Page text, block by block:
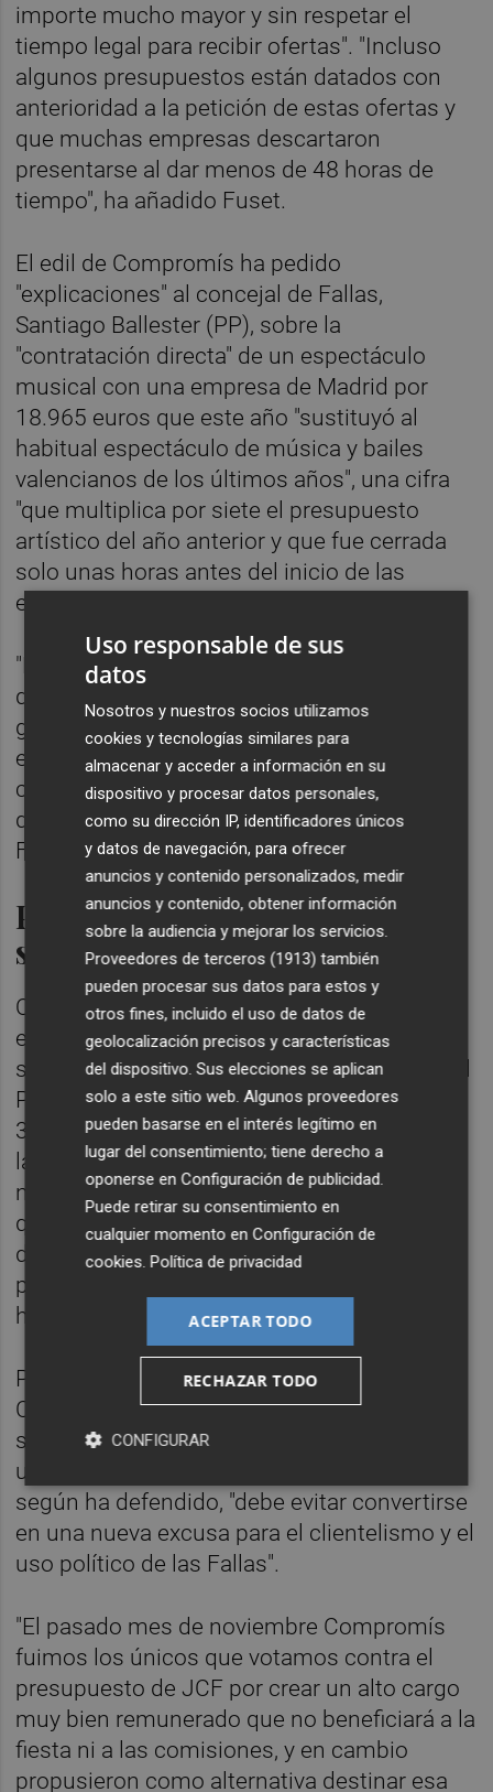
importe mucho mayor y sin respetar el
tiempo legal para recibir ofertas". "Incluso
algunos presupuestos están datados con
anterioridad a la petición de estas ofertas y
que muchas empresas descartaron
presentarse al dar menos de 48 horas de
tiempo", ha añadido Fuset.
El edil de Compromís ha pedido
"explicaciones" al concejal de Fallas,
Santiago Ballester (PP), sobre la
"contratación directa" de un espectáculo
musical con una empresa de Madrid por
18.965 euros que este año "sustituyó al
habitual espectáculo de música y bailes
valencianos de los últimos años", una cifra
"que multiplica por siete el presupuesto
artístico del año anterior y que fue cerrada
solo unas horas antes del inicio de las
exaltaciones".
"Desde la oposición tenemos la obligación
de controlar al gobierno y vigilar para que la
gestión de la fiesta sea transparente,
eficiente, responsable y legal y después de
casi nueve meses tenemos claros indicios
de que no está siendo así", ha justificado
Fuset.
Patrocinios y un "nuevo
sueldo"
Otro de los puntos a tratar en la sesión
extraordinaria del consejo rector de la JCF
será la gestión de patrocinios. Al respecto, el
PP "había presupuestado hace unos meses
300.000", pero desde Compromís han
lamentado que "a dos semanas de la fiesta
no se ha llegado a cubrir ni un tercio de lo
que el PP afirmaba que obtendría
demostrando que éste era, en realidad, el
presupuesto más hinchado e irreal de la
historia".
Por otro lado, Fuset ha avanzado que
Compromís también pedirá "explicaciones"
sobre el "nuevo sueldo de 70.000 euros para
un trabajo que antes era voluntario" y que,
según ha defendido, "debe evitar convertirse
en una nueva excusa para el clientelismo y el
uso político de las Fallas".
"El pasado mes de noviembre Compromís
fuimos los únicos que votamos contra el
presupuesto de JCF por crear un alto cargo
muy bien remunerado que no beneficiará a la
fiesta ni a las comisiones, y en cambio
propusieron como alternativa destinar esa
Uso responsable de sus
datos
Nosotros y nuestros socios utilizamos
cookies y tecnologías similares para
almacenar y acceder a información en su
dispositivo y procesar datos personales,
como su dirección IP, identificadores únicos
y datos de navegación, para ofrecer
anuncios y contenido personalizados, medir
anuncios y contenido, obtener información
sobre la audiencia y mejorar los servicios.
Proveedores de terceros (1913) también
pueden procesar sus datos para estos y
otros fines, incluido el uso de datos de
geolocalización precisos y características
del dispositivo. Sus elecciones se aplican
solo a este sitio web. Algunos proveedores
pueden basarse en el interés legítimo en
lugar del consentimiento; tiene derecho a
oponerse enConfiguración de publicidad
Puede retirar su consentimiento en
cualquier momento enConfiguración de
cookies .Política de privacidad
ACEPTAR TODO
RECHAZAR TODO
CONFIGURAR